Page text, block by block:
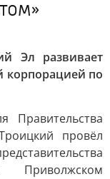
Эл развивает
корпорацией по
Правительства
провёл
Приволжском